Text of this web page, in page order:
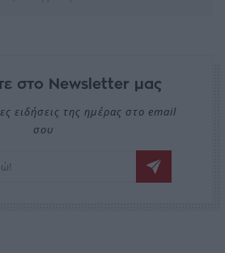
στο Newsletter μας
ειδήσεις της ημέρας στο email
σου